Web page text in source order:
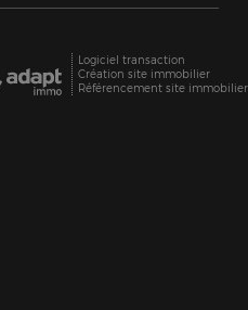
Logiciel transaction
Création site immobilier
Référencement site immobilier